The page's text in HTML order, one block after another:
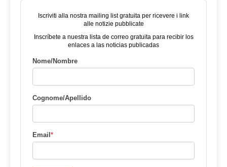
Iscriviti alla nostra mailing list gratuita per ricevere i link
alle notizie pubblicate
Inscríbete a nuestra lista de correo gratuita para recibir los
enlaces a las noticias publicadas
Nome/Nombre
Cognome/Apellido
Email*